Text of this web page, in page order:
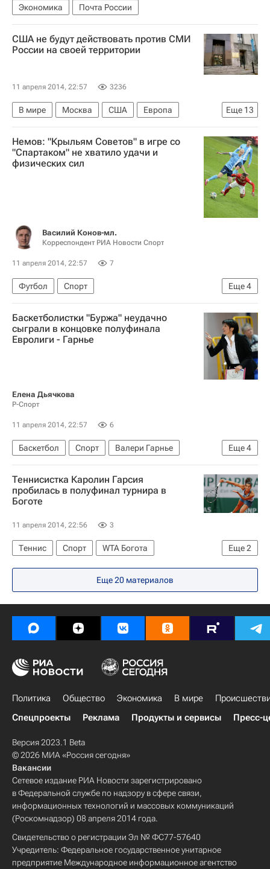
Экономика Почта России
США не будут действовать против СМИ
России на своей территории
11 апреля 2014, 22:57 3236
Еще 13
В мире Москва США
Европа
Америка
Весь мир
Северная Америка
Дмитрий Киселев
Дженнифер Псаки
Shell
Правительство РФ
Голос Америки (радиостанция)
Россия сегодня
Россия
Немов: "Крыльям Советов" в игре со
"Спартаком" не хватило удачи и
физических сил
Василий Конов-мл.
Корреспондент РИА Новости Спорт
11 апреля 2014, 22:57 7
Еще4
Футбол
Спорт
РПЛ 2026-2027 (Чемпионат России по футболу)
Спартак Москва
Крылья Советов
Пётр Немов
Баскетболистки "Буржа" неудачно
сыграли в концовке полуфинала
Евролиги - Гарнье
Елена Дьячкова
Р-Спорт
11 апреля 2014, 22:57 6
Еще4
Баскетбол Спорт
Валери Гарнье
Евролига FIBA (женщины)
Бурж
УГМК
Фенербахче (ж)
Теннисистка Каролин Гарсия
пробилась в полуфинал турнира в
Боготе
11 апреля 2014, 22:56 3
Еще2
Теннис Спорт
WTA Богота
Каролин Гарсия
Ромина Опранди
Еще 20 материалов
Политика Общество Экономика В мире
Спецпроекты
Реклама Продукты и сервисы Пресс-
Версия 2023.1 Beta
© 2026 МИА «Россия сегодня»
Вакансии
Сетевое издание РИА Новости зарегистрировано
в Федеральной службе по надзору в сфере связи,
информационных технологий и массовых коммуникаций
(Роскомнадзор) 08 апреля 2014 года.
Свидетельство о регистрации Эл № ФС77-57640
Учредитель: Федеральное государственное унитарное
предприятие Международное информационное агентство